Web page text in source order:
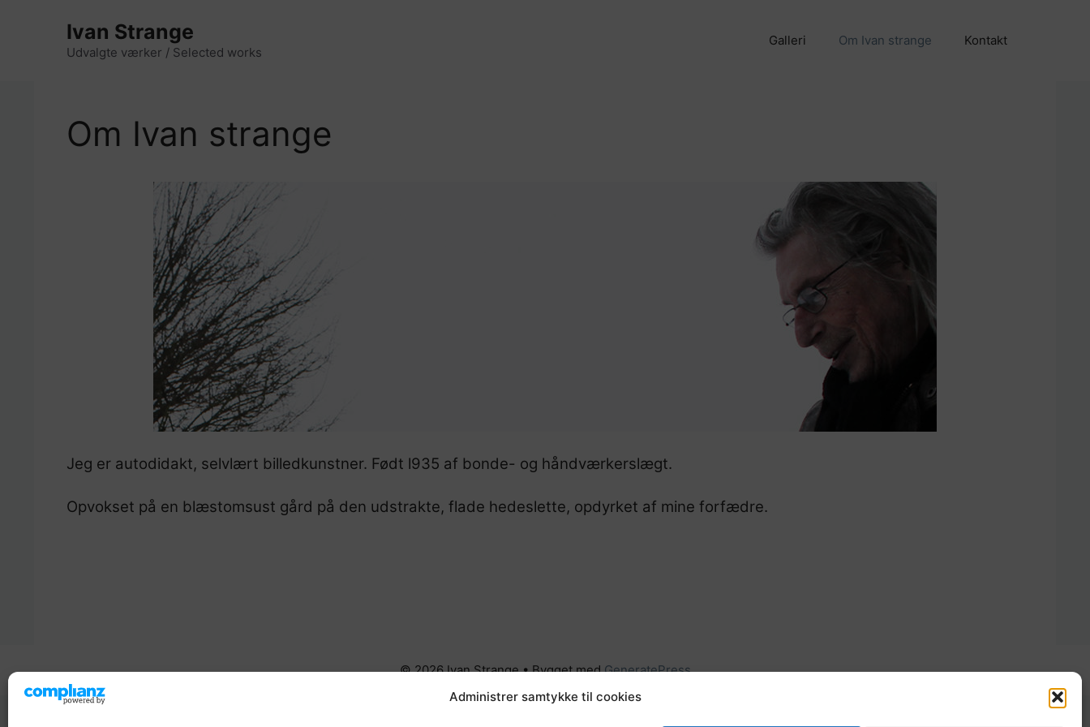
Administrer samtykke til cookies
Ivan Strange
Udvalgte værker / Selected works
Galleri Om Ivan strange Kontakt
Om Ivan strange
Jeg er autodidakt, selvlært billedkunstner. Født l935 af bonde- og håndværkerslægt.
Opvokset på en blæstomsust gård på den udstrakte, flade hedeslette, opdyrket af mine forfædre.
© 2026 Ivan Strange• Bygget medGeneratePress